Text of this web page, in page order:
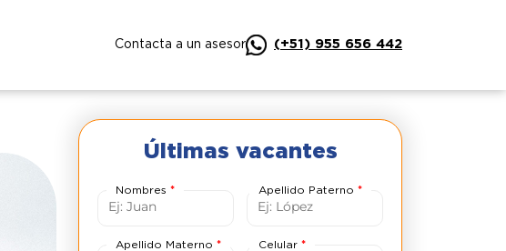
Contacta a un asesor (+51) 955 656 442
Últimas vacantes
Nombres * Apellido Paterno *
Apellido Materno * Celular *